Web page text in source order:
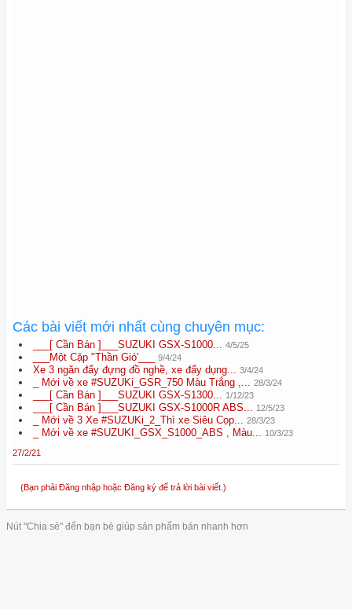
Các bài viết mới nhất cùng chuyên mục:
___[ Cần Bán ]___SUZUKI GSX-S1000... 4/5/25
___Một Cặp "Thần Gió'___ 9/4/24
Xe 3 ngăn đẩy đựng đồ nghề, xe đẩy dụng... 3/4/24
_ Mới về xe #SUZUKi_GSR_750 Màu Trắng ,... 28/3/24
___[ Cần Bán ]___SUZUKI GSX-S1300... 1/12/23
___[ Cần Bán ]___SUZUKI GSX-S1000R ABS... 12/5/23
_ Mới về 3 Xe #SUZUKi_2_Thì xe Siêu Cọp... 28/3/23
_ Mới về xe #SUZUKI_GSX_S1000_ABS , Màu... 10/3/23
27/2/21
(Bạn phải Đăng nhập hoặc Đăng ký để trả lời bài viết.)
Nút "Chia sẻ" đến bạn bè giúp sản phẩm bán nhanh hơn